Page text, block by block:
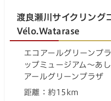
渡良瀬川サイクリング
Vélo.Watarase
エコアールグリーンプ
ップミュージアム～あ
アールグリーンプラザ
距離：約15km